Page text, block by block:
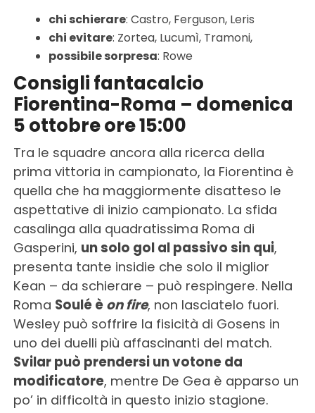
chi schierare: Castro, Ferguson, Leris
chi evitare: Zortea, Lucumì, Tramoni,
possibile sorpresa: Rowe
Consigli fantacalcio
Fiorentina-Roma – domenica
5 ottobre ore 15:00
Tra le squadre ancora alla ricerca della
prima vittoria in campionato, la Fiorentina è
quella che ha maggiormente disatteso le
aspettative di inizio campionato. La sfida
casalinga alla quadratissima Roma di
Gasperini, un solo gol al passivo sin qui,
presenta tante insidie che solo il miglior
Kean – da schierare – può respingere. Nella
Roma Soulé è on fire, non lasciatelo fuori.
Wesley può soffrire la fisicità di Gosens in
uno dei duelli più affascinanti del match.
Svilar può prendersi un votone da
modificatore, mentre De Gea è apparso un
po’ in difficoltà in questo inizio stagione.